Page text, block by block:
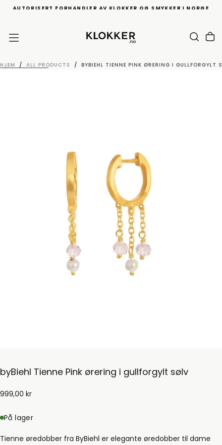
HOPP
AUTORISERT FORHANDLER AV KLOKKER OG SMYKKER I NORGE
HJEM / ALL PRODUCTS / BYBIEHL TIENNE PINK ØRERING I GULLFORGYLT
byBiehl Tienne Pink ørering i gullforgylt sølv
999,00
Ordinær
999,00 kr
På lager
Tienne øredobber fra ByBiehl er elegante øredobber til dame